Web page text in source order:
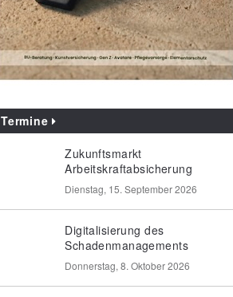
Termine
Zukunftsmarkt
Arbeitskraftabsicherung
Dienstag, 15. September 2026
Digitalisierung des
Schadenmanagements
Donnerstag, 8. Oktober 2026